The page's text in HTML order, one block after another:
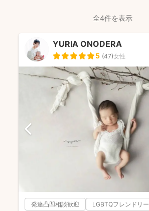
全4件を表示
YURIA ONODERA
5 (47)女性
発達凸凹相談歓迎 LGBTQフレンドリー